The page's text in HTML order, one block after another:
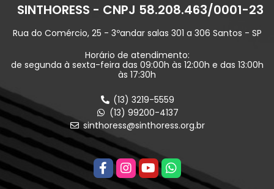
SINTHORESS - CNPJ 58.208.463/0001-23
Rua do Comércio, 25 - 3ºandar salas 301 a 306 Santos - SP
Horário de atendimento:
de segunda à sexta-feira das 09:00h às 12:00h e das 13:00h
às 17:30h
(13) 3219-5559
(13) 99200-4137
sinthoress@sinthoress.org.br